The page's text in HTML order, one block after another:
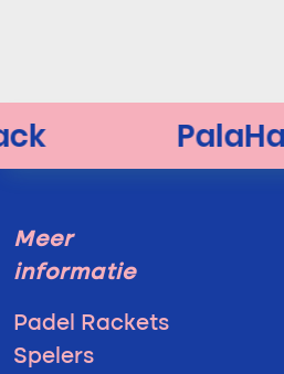
Meer
informatie
Padel Rackets
Spelers